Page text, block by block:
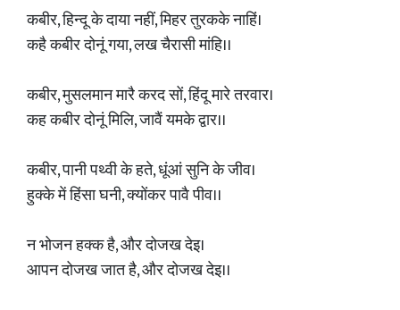
कबीर, हिन्दू के दाया नहीं, मिहर तुरकके नाहिं।
कहै कबीर दोनूं गया, लख चैरासी मांहि।।
कबीर, मुसलमान मारै करद सों, हिंदू मारे तरवार।
कह कबीर दोनूं मिलि, जावैं यमके द्वार।।
कबीर, पानी पथ्वी के हते, धूंआं सुनि के जीव।
हुक्के में हिंसा घनी, क्योंकर पावै पीव।।
न भोजन हक्क है, और दोजख देइ।
आपन दोजख जात है, और दोजख देइ।।